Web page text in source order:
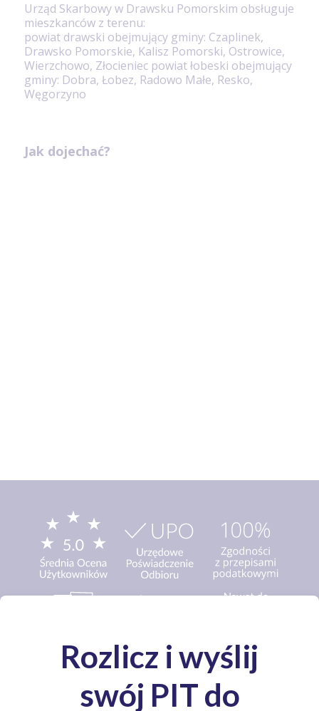
Urząd Skarbowy w Drawsku Pomorskim obsługuje
mieszkanców z terenu:
powiat drawski obejmujący gminy: Czaplinek,
Drawsko Pomorskie, Kalisz Pomorski, Ostrowice,
Wierzchowo, Złocieniec powiat łobeski obejmujący
gminy: Dobra, Łobez, Radowo Małe, Resko,
Węgorzyno
Jak dojechać?